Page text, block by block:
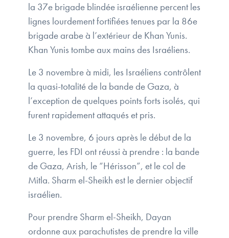
la 37e brigade blindée israélienne percent les
lignes lourdement fortifiées tenues par la 86e
brigade arabe à l’extérieur de Khan Yunis.
Khan Yunis tombe aux mains des Israéliens.
Le 3 novembre à midi, les Israéliens contrôlent
la quasi-totalité de la bande de Gaza, à
l’exception de quelques points forts isolés, qui
furent rapidement attaqués et pris.
Le 3 novembre, 6 jours après le début de la
guerre, les FDI ont réussi à prendre : la bande
de Gaza, Arish, le “Hérisson”, et le col de
Mitla. Sharm el-Sheikh est le dernier objectif
israélien.
Pour prendre Sharm el-Sheikh, Dayan
ordonne aux parachutistes de prendre la ville